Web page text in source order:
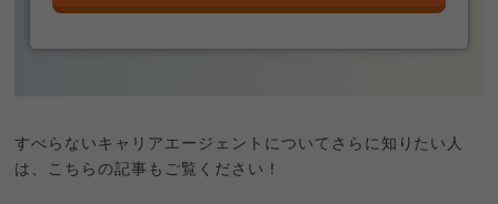
すべらないキャリアエージェントについてさらに知りたい人
は、こちらの記事もご覧ください！